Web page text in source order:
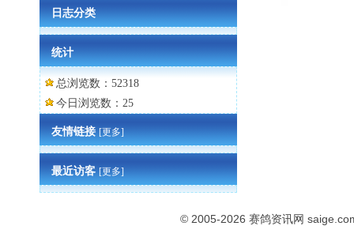
日志分类
统计
总浏览数：52318
今日浏览数：25
友情链接[更多]
最近访客[更多]
© 2005-2026 赛鸽资讯网